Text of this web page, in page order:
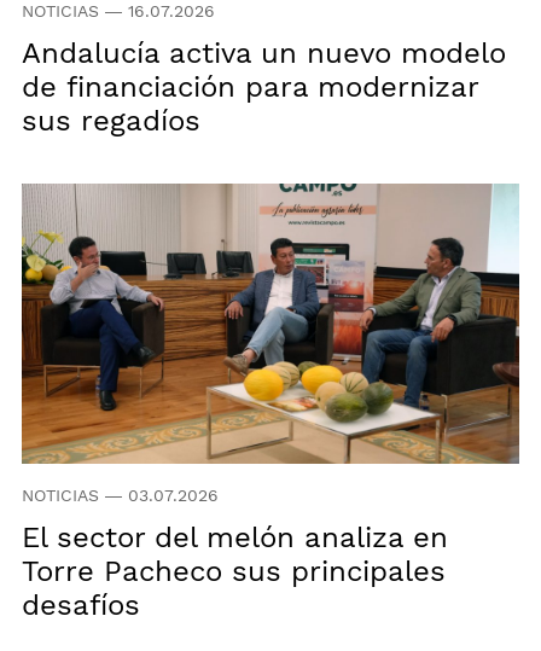
NOTICIAS — 16.07.2026
Andalucía activa un nuevo modelo
de financiación para modernizar
sus regadíos
NOTICIAS — 03.07.2026
El sector del melón analiza en
Torre Pacheco sus principales
desafíos